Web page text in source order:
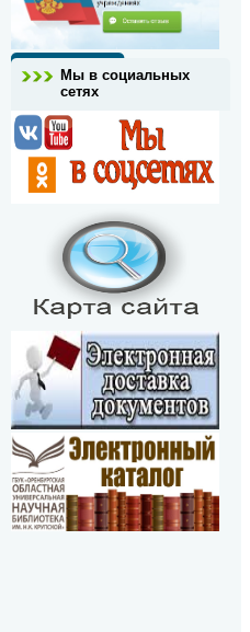
Мы в социальных
сетях